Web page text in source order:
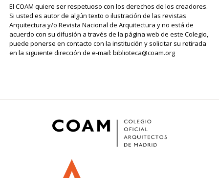
El COAM quiere ser respetuoso con los derechos de los creadores.
Si usted es autor de algún texto o ilustración de las revistas
Arquitectura y/o Revista Nacional de Arquitectura y no está de
acuerdo con su difusión a través de la página web de este Colegio,
puede ponerse en contacto con la institución y solicitar su retirada
en la siguiente dirección de e-mail: biblioteca@coam.org